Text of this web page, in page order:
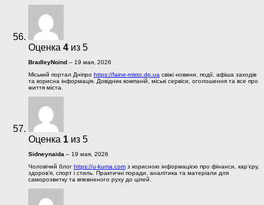
Оценка 4 из 5
BradleyNoind – 19 мая, 2026
Міський портал Дніпро https://faine-misto.dp.ua свіжі новини, події, афіша заходів
та корисна інформація. Довідник компаній, міські сервіси, оголошення та все про
життя міста.
Оценка 1 из 5
Sidneynaida – 19 мая, 2026
Чоловічий блог https://u-kuma.com з корисною інформацією про фінанси, кар’єру,
здоров’я, спорт і стиль. Практичні поради, аналітика та матеріали для
саморозвитку та впевненого руху до цілей.